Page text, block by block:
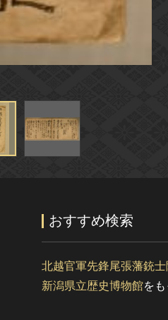
おすすめ検索
北越官軍先鋒尾張藩銃
新潟県立歴史博物館を